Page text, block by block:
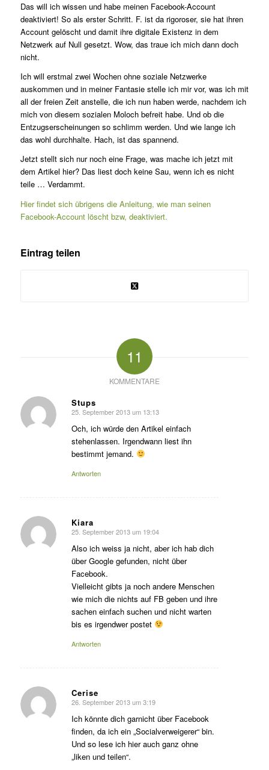
Das will ich wissen und habe meinen Facebook-Account
deaktiviert! So als erster Schritt. F. ist da rigoroser, sie hat ihren
Account gelöscht und damit ihre digitale Existenz in dem
Netzwerk auf Null gesetzt. Wow, das traue ich mich dann doch
nicht.
Ich will erstmal zwei Wochen ohne soziale Netzwerke
auskommen und in meiner Fantasie stelle ich mir vor, was ich mit
all der freien Zeit anstelle, die ich nun haben werde, nachdem ich
mich von diesem sozialen Moloch befreit habe. Und ob die
Entzugserscheinungen so schlimm werden. Und wie lange ich
das wohl durchhalte. Hach, ist das spannend.
Jetzt stellt sich nur noch eine Frage, was mache ich jetzt mit
dem Artikel hier? Das liest doch keine Sau, wenn ich es nicht
teile … Verdammt.
Hier findet sich übrigens die Anleitung, wie man seinen
Facebook-Account löscht bzw, deaktiviert.
Eintrag teilen
11
KOMMENTARE
Stups
sagte:
25. September 2013 um 13:13
Och, ich würde den Artikel einfach
stehenlassen. Irgendwann liest ihn
bestimmt jemand.
Antworten
Kiara
sagte:
25. September 2013 um 19:04
Also ich weiss ja nicht, aber ich hab dich
über Google gefunden, nicht über
Facebook.
Vielleicht gibts ja noch andere Menschen
wie mich die nichts auf FB geben und ihre
sachen einfach suchen und nicht warten
bis es irgendwer postet
Antworten
Cerise
sagte:
26. September 2013 um 3:19
Ich könnte dich garnicht über Facebook
finden, da ich ein „Socialverweigerer“ bin.
Und so lese ich hier auch ganz ohne
„liken und teilen“.